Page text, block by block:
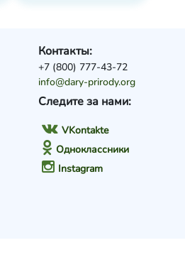
Следите за нами:
VKontakte
Одноклассники
Instagram
Контакты:
+7 (800) 777-43-72
info@dary-prirody.org